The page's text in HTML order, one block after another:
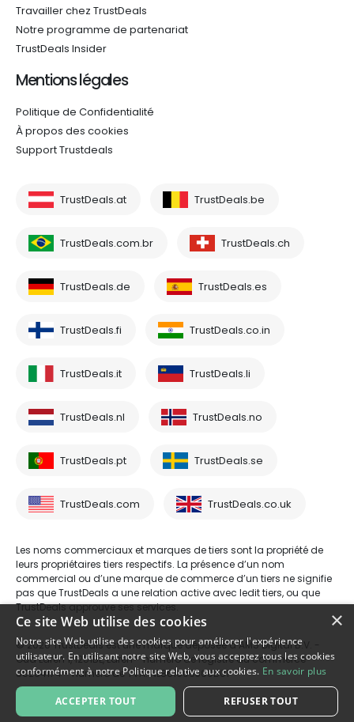
Travailler chez TrustDeals
Notre programme de partenariat
TrustDeals Insider
Mentions légales
Politique de Confidentialité
À propos des cookies
Support Trustdeals
TrustDeals.at TrustDeals.be
TrustDeals.com.br TrustDeals.ch
TrustDeals.de TrustDeals.es
TrustDeals.fi TrustDeals.co.in
TrustDeals.it TrustDeals.li
TrustDeals.nl TrustDeals.no
TrustDeals.pt TrustDeals.se
TrustDeals.com TrustDeals.co.uk
Les noms commerciaux et marques de tiers sont la propriété de
leurs propriétaires tiers respectifs. La présence d’un nom
commercial ou d’une marque de commerce d’un tiers ne signifie
pas que TrustDeals a une relation active avec ledit tiers, ou que
TrustDeals approuve ses services.
© 2026 TrustDeals est une marque déposée d’AMS Digital B.V. -
Oud Laren 1, 1251BL, Laren - numéro de registre du commerce
80264174 - numéro de TVA: NL861609360B01
×
Ce site Web utilise des cookies
Notre site Web utilise des cookies pour améliorer l'expérience
utilisateur. En utilisant notre site Web, vous acceptez tous les cookies
conformément à notre Politique relative aux cookies. En savoir plus
ACCEPTER TOUT REFUSER TOUT